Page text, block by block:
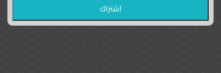
واشنطن بوست واللوبي المزدوج
9796